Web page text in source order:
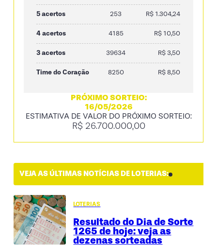
5 acertos 253 R$ 1.304,24
4 acertos 4185 R$ 10,50
3 acertos 39634 R$ 3,50
Time do Coração 8250 R$ 8,50
PRÓXIMO SORTEIO:
16/05/2026
ESTIMATIVA DE VALOR DO PRÓXIMO SORTEIO:
R$ 26.700.000,00
VEJA AS ÚLTIMAS NOTÍCIAS DE LOTERIAS:
LOTERIAS
Resultado do Dia de Sorte
1265 de hoje: veja as
dezenas sorteadas